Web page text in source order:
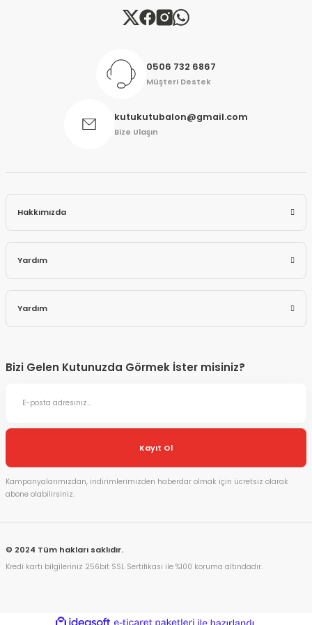
Gönder
0506 732 6867
Müşteri Destek
kutukutubalon@gmail.com
Bize Ulaşın
Hakkımızda
Yardım
Yardım
Bizi Gelen Kutunuzda Görmek İster misiniz?
Kayıt Ol
Kampanyalarımızdan, indirimlerimizden haberdar olmak için ücretsiz olarak
abone olabilirsiniz.
© 2024 Tüm hakları saklıdır.
Kredi kartı bilgileriniz 256bit SSL Sertifikası ile %100 koruma altındadır.
ideasoft e-